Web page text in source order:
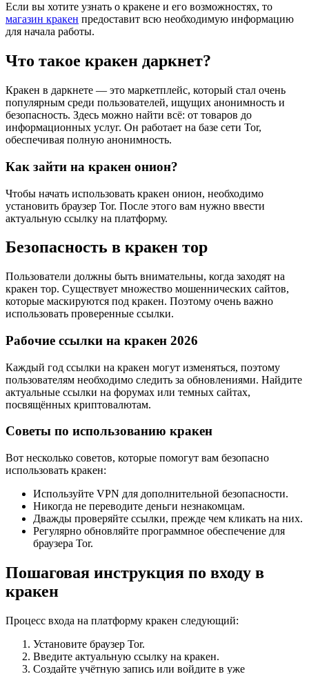
Если вы хотите узнать о кракене и его возможностях, то
магазин кракен предоставит всю необходимую информацию
для начала работы.
Что такое кракен даркнет?
Кракен в даркнете — это маркетплейс, который стал очень
популярным среди пользователей, ищущих анонимность и
безопасность. Здесь можно найти всё: от товаров до
информационных услуг. Он работает на базе сети Tor,
обеспечивая полную анонимность.
Как зайти на кракен онион?
Чтобы начать использовать кракен онион, необходимо
установить браузер Tor. После этого вам нужно ввести
актуальную ссылку на платформу.
Безопасность в кракен тор
Пользователи должны быть внимательны, когда заходят на
кракен тор. Существует множество мошеннических сайтов,
которые маскируются под кракен. Поэтому очень важно
использовать проверенные ссылки.
Рабочие ссылки на кракен 2026
Каждый год ссылки на кракен могут изменяться, поэтому
пользователям необходимо следить за обновлениями. Найдите
актуальные ссылки на форумах или темных сайтах,
посвящённых криптовалютам.
Советы по использованию кракен
Вот несколько советов, которые помогут вам безопасно
использовать кракен:
Используйте VPN для дополнительной безопасности.
Никогда не переводите деньги незнакомцам.
Дважды проверяйте ссылки, прежде чем кликать на них.
Регулярно обновляйте программное обеспечение для
браузера Tor.
Пошаговая инструкция по входу в
кракен
Процесс входа на платформу кракен следующий:
Установите браузер Tor.
Введите актуальную ссылку на кракен.
Создайте учётную запись или войдите в уже